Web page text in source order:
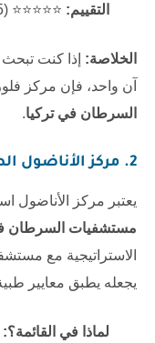
التقييم: ⭐⭐⭐⭐⭐ (4.8/5).
الخلاصة: إذا كنت
آن واحد، فإن مركز
السرطان في تركيا.
2. مركز الأناضول الطبي (Anadolu Medical Center)
يعتبر مركز الأناضول
مستشفيات السرطان
الاستراتيجية مع
يجعله يطبق معايير
لماذا في القائمة؟: